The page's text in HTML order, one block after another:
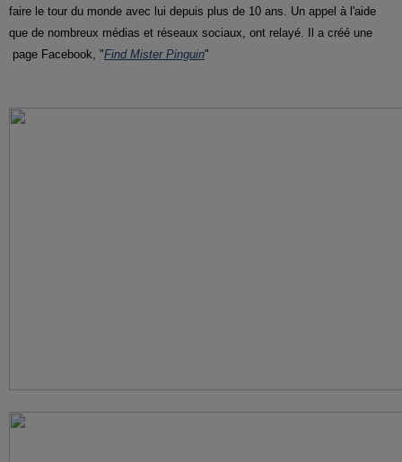
faire le tour du monde avec lui depuis plus de 10 ans. Un appel à l'aide
que de nombreux médias et réseaux sociaux, ont relayé. Il a créé une
page Facebook, "Find Mister Pinguin"